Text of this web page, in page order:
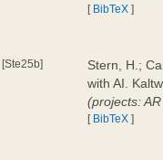
[ BibTeX ]
[Ste25b]
Stern, H.;
with AI.
(projects:
[ BibTeX ]